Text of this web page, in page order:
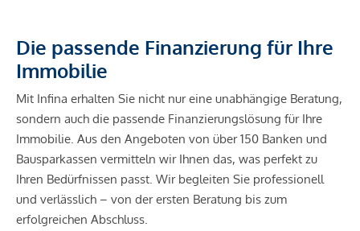
Die passende Finanzierung für Ihre
Immobilie
Mit Infina erhalten Sie nicht nur eine unabhängige Beratung,
sondern auch die passende Finanzierungslösung für Ihre
Immobilie. Aus den Angeboten von über 150 Banken und
Bausparkassen vermitteln wir Ihnen das, was perfekt zu
Ihren Bedürfnissen passt. Wir begleiten Sie professionell
und verlässlich – von der ersten Beratung bis zum
erfolgreichen Abschluss.